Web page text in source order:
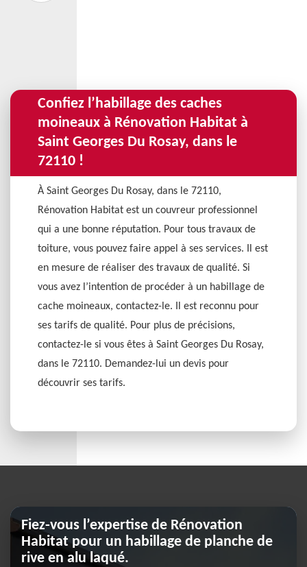
Confiez l’habillage des caches
moineaux à Rénovation Habitat à
Saint Georges Du Rosay, dans le
72110 !
À Saint Georges Du Rosay, dans le 72110,
Rénovation Habitat est un couvreur professionnel
qui a une bonne réputation. Pour tous travaux de
toiture, vous pouvez faire appel à ses services. Il est
en mesure de réaliser des travaux de qualité. Si
vous avez l’intention de procéder à un habillage de
cache moineaux, contactez-le. Il est reconnu pour
ses tarifs de qualité. Pour plus de précisions,
contactez-le si vous êtes à Saint Georges Du Rosay,
dans le 72110. Demandez-lui un devis pour
découvrir ses tarifs.
Fiez-vous l’expertise de Rénovation
Habitat pour un habillage de planche de
rive en alu laqué.